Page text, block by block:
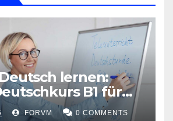
lernen:
B1 für
FORVM 0 COMMENTS